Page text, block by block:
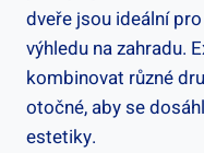
dveře jsou ideální
výhledu na zahradu.
kombinovat různé
otočné, aby se
estetiky.